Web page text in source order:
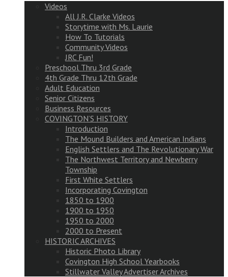
Videos
All J.R. Clarke Videos
Storytime with Ms. Laurie
How To Tutorials
Community Videos
JRC Fun!
Preschool Thru 3rd Grade
4th Grade Thru 12th Grade
Adult Education
Senior Citizens
Business Resources
COVINGTON’S HISTORY
Introduction
The Mound Builders and American Indians
English Settlers and The Revolutionary War
The Northwest Territory and Newberry
Township
First White Settlers
Incorporating Covington
1850 to 1900
1900 to 1950
1950 to 2000
2000 to Present
HISTORIC ARCHIVES
Historic Photo Library
Covington High School Yearbooks
Stillwater Valley Advertiser Archives